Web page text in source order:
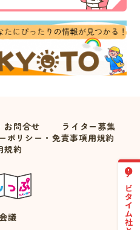
お問合せ
ライター募集
ポリシー・免責事項用規約
規約
議